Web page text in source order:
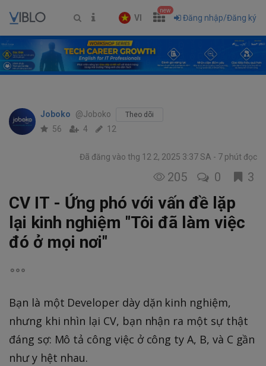
VI
new
Đăng nhập/Đăng ký
Joboko @Joboko Theo dõi
56 4 12
Đã đăng vào thg 12 2, 2025 3:37 SA 7 phút đọc
205 0 3
CV IT - Ứng phó với vấn đề lặp
lại kinh nghiệm "Tôi đã làm việc
đó ở mọi nơi"
Bạn là một Developer dày dặn kinh nghiệm,
nhưng khi nhìn lại CV, bạn nhận ra một sự thật
đáng sợ: Mô tả công việc ở công ty A, B, và C gần
như y hệt nhau.